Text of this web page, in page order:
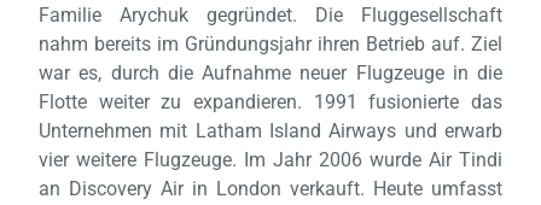
Familie Arychuk gegründet. Die Fluggesellschaft
nahm bereits im Gründungsjahr ihren Betrieb auf. Ziel
war es, durch die Aufnahme neuer Flugzeuge in die
Flotte weiter zu expandieren. 1991 fusionierte das
Unternehmen mit Latham Island Airways und erwarb
vier weitere Flugzeuge. Im Jahr 2006 wurde Air Tindi
an Discovery Air in London verkauft. Heute umfasst